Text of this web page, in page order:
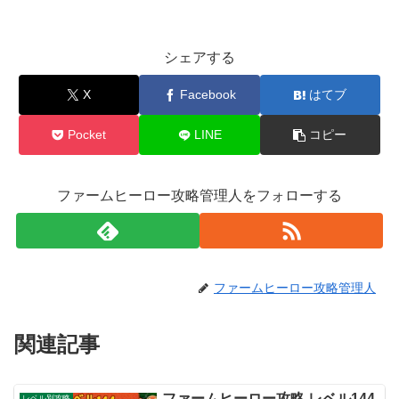
シェアする
X Facebook はてブ
Pocket LINE コピー
ファームヒーロー攻略管理人をフォローする
ファームヒーロー攻略管理人
関連記事